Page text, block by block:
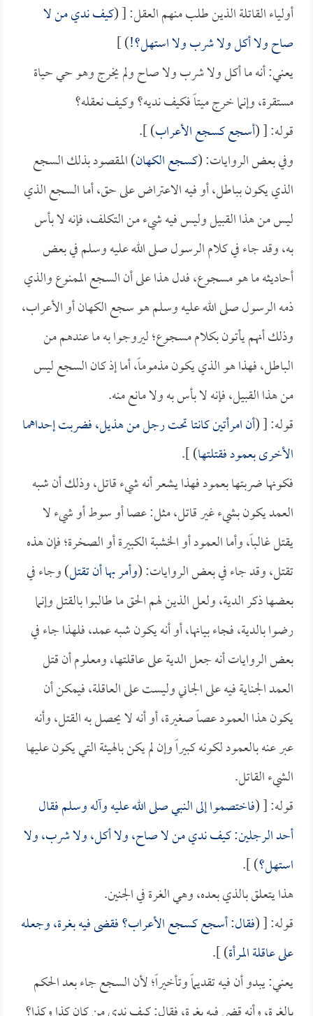
أولياء القاتلة الذين طلب منهم العقل: [ (كيف ندي من لا
صاح ولا أكل ولا شرب ولا استهل؟!) ]
يعني: أنه ما أكل ولا شرب ولا صاح ولم يخرج وهو حي حياة
مستقرة، وإنما خرج ميتاً فكيف نديه؟ وكيف نعقله؟
قوله: [ (أسجع كسجع الأعراب) ].
وفي بعض الروايات: (كسجع الكهان) المقصود بذلك السجع
الذي يكون بباطل، أو فيه الاعتراض على حق، أما السجع الذي
ليس من هذا القبيل وليس فيه شيء من التكلف، فإنه لا بأس
به، وقد جاء في كلام الرسول صلى الله عليه وسلم في بعض
أحاديثه ما هو مسجوع، فدل هذا على أن السجع الممنوع والذي
ذمه الرسول صلى الله عليه وسلم هو سجع الكهان أو الأعراب،
وذلك أنهم يأتون بكلام مسجوع؛ ليروجوا به ما عندهم من
الباطل، فهذا هو الذي يكون مذموماً، أما إذ كان السجع ليس
من هذا القبيل، فإنه لا بأس به ولا مانع منه.
قوله: [ (أن امرأتين كانتا تحت رجل من هذيل، فضربت إحداهما
الأخرى بعمود فقتلتها) ].
فكونها ضربتها بعمود فهذا يشعر أنه شيء قاتل، وذلك أن شبه
العمد يكون بشيء غير قاتل، مثل: عصا أو سوط أو شيء لا
يقتل غالباً، وأما العمود أو الخشبة الكبيرة أو الصخرة؛ فإن هذه
تقتل، وقد جاء في بعض الروايات: (وأمر بها أن تقتل) وجاء في
بعضها ذكر الدية، ولعل الذين لهم الحق ما طالبوا بالقتل وإنما
رضوا بالدية، فجاء بيانها، أو أنه يكون شبه عمد، فلهذا جاء في
بعض الروايات أنه جعل الدية على عاقلتها، ومعلوم أن قتل
العمد الجناية فيه على الجاني وليست على العاقلة، فيمكن أن
يكون هذا العمود عصاً صغيرة، أو أنه لا يحصل به القتل، وأنه
عبر عنه بالعمود لكونه كبيراً وإن لم يكن بالهيئة التي يكون عليها
الشيء القاتل.
قوله: [ (فاختصموا إلى النبي صلى الله عليه وآله وسلم فقال
أحد الرجلين: كيف ندي من لا صاح، ولا أكل، ولا شرب، ولا
استهل؟) ].
هذا يتعلق بالذي بعده، وهي الغرة في الجنين.
قوله: [ (فقال: أسجع كسجع الأعراب؟ فقضى فيه بغرة، وجعله
على عاقلة المرأة) ].
يعني: يبدو أن فيه تقديماً وتأخيراً؛ لأن السجع جاء بعد الحكم